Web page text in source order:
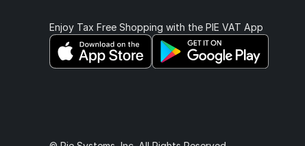
Enjoy Tax Free Shopping with the PIE VAT App